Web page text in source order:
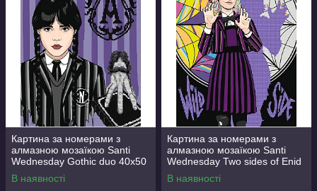
Картина за номерами з
алмазною мозаїкою Santi
Wednesday Gothic duo 40x50
см Різнобарвний (954993)
В наявності
Картина за номерами з
алмазною мозаїкою Santi
Wednesday Two sides of Enid
Sinclair 40x50 см
Різнобарвний (954975)
В наявності